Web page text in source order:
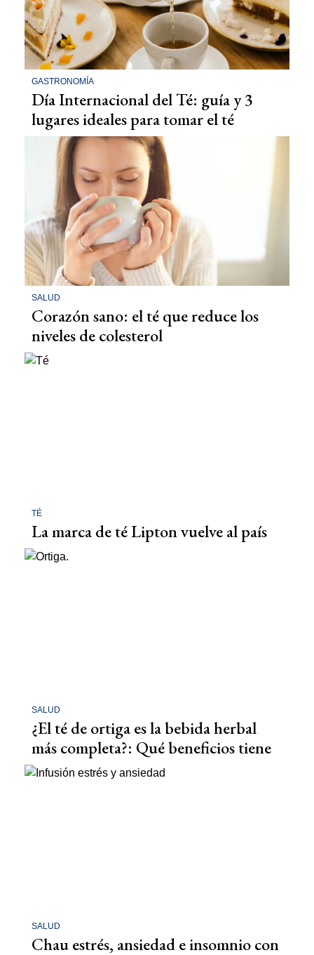
GASTRONOMÍA
Día Internacional del Té: guía y 3
lugares ideales para tomar el té
SALUD
Corazón sano: el té que reduce los
niveles de colesterol
TÉ
La marca de té Lipton vuelve al país
SALUD
¿El té de ortiga es la bebida herbal
más completa?: Qué beneficios tiene
SALUD
Chau estrés, ansiedad e insomnio con